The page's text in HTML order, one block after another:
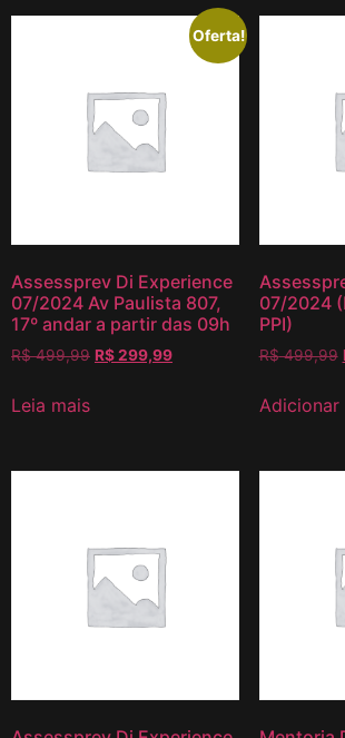
Oferta!
Assessprev Di Experience
07/2024 Av Paulista 807,
17º andar a partir das 09h
R$499,99 R$299,99
Leia mais
07/2024
PPI)
R$499,99
Adicionar